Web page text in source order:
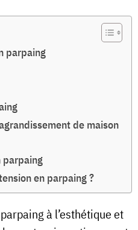
parpaing
de maison
parpaing
en parpaing ?
à l’esthétique et